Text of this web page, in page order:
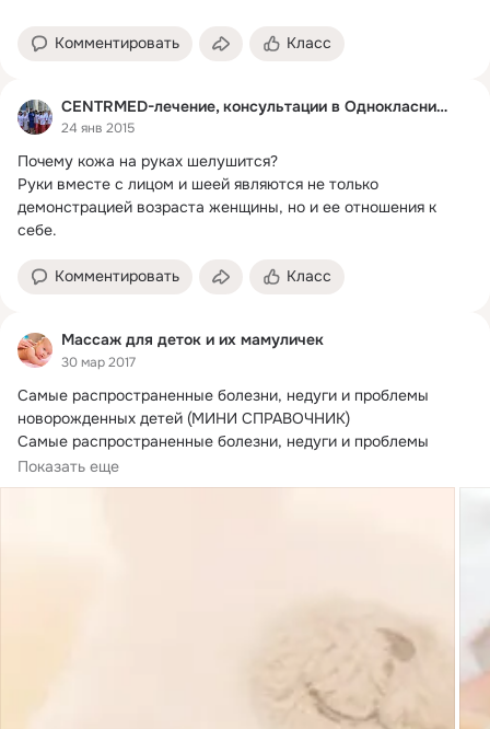
Комментировать Класс
СENTRMED-лечение, консультации в Однокласниках.
24 янв 2015
Почему кожа на руках шелушится?
Руки вместе с лицом и шеей являются не только
демонстрацией возраста женщины, но и ее отношения к
себе.
Комментировать Класс
Массаж для деток и их мамуличек
30 мар 2017
Самые распространенные болезни, недуги и проблемы
новорожденных детей (МИНИ СПРАВОЧНИК)
Самые распространенные болезни, недуги и проблемы
новорожденных детей (МИНИ СПРАВОЧНИК)
Показать еще